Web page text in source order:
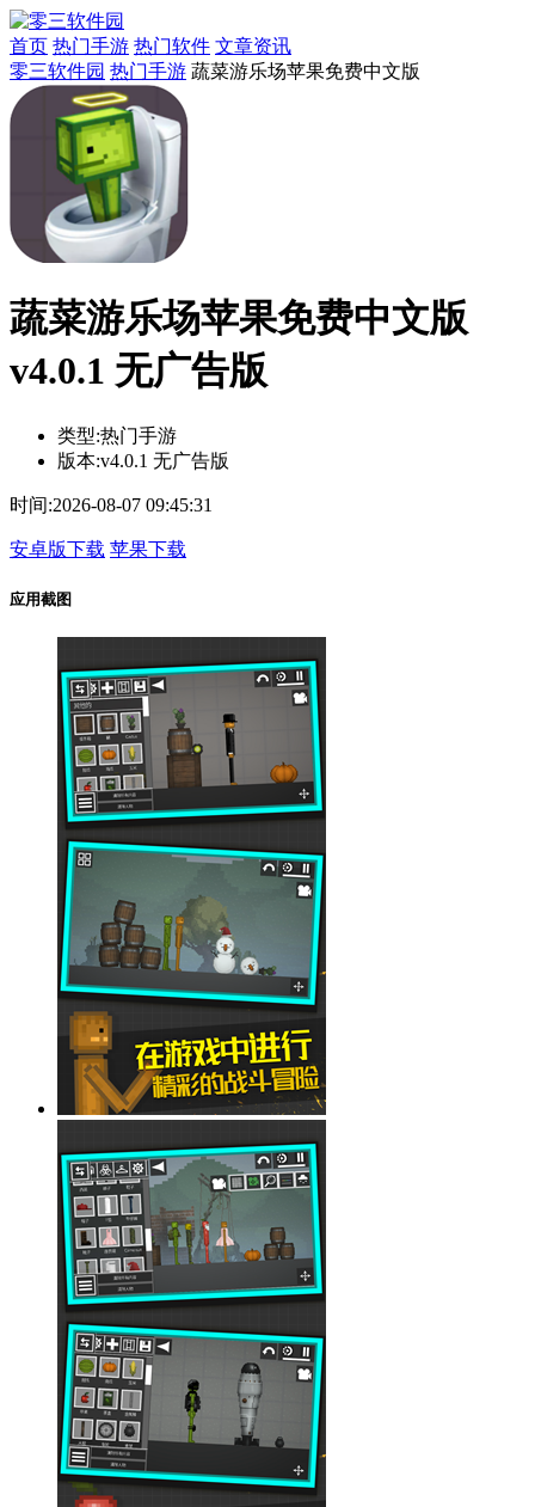
首页 热门手游 热门软件 文章资讯
零三软件园 热门手游 蔬菜游乐场苹果免费中文版
蔬菜游乐场苹果免费中文版
v4.0.1 无广告版
类型:热门手游
版本:v4.0.1 无广告版
时间:2026-08-07 09:45:31
安卓版下载 苹果下载
应用截图